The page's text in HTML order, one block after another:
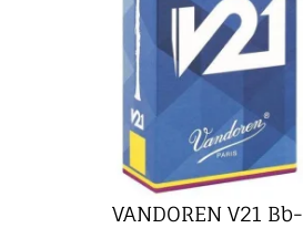
VANDOREN V21 Bb-